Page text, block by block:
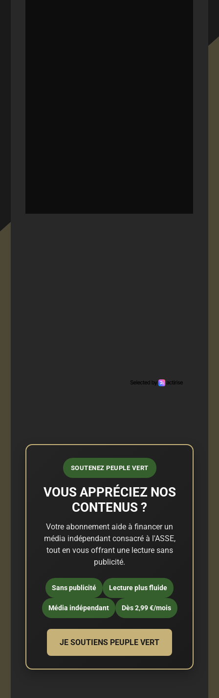
SOUTENEZ PEUPLE VERT
VOUS APPRÉCIEZ NOS
CONTENUS ?
Votre abonnement aide à financer un
média indépendant consacré à l'ASSE,
tout en vous offrant une lecture sans
publicité.
Sans publicité Lecture plus fluide
Média indépendant Dès 2,99 €/mois
JE SOUTIENS PEUPLE VERT